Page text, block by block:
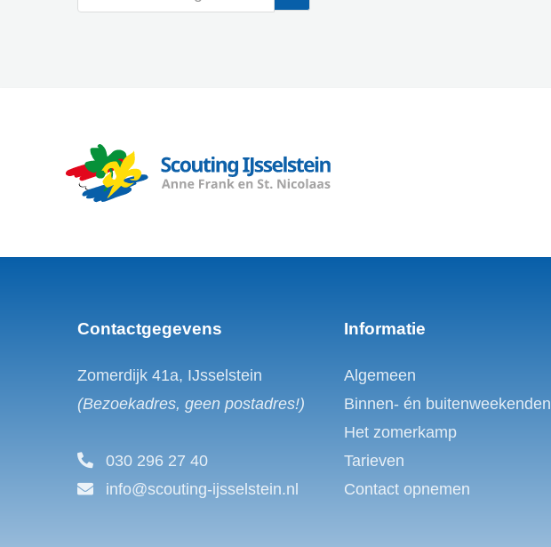
Contactgegevens
Zomerdijk 41a, IJsselstein
(Bezoekadres, geen postadres!)
030 296 27 40
info@scouting-ijsselstein.nl
Informatie
Algemeen
Binnen- én buitenweekenden
Het zomerkamp
Tarieven
Contact opnemen